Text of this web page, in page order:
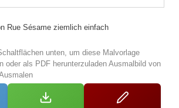
Rue Sésame ziemlich einfach
unten, um diese Malvorlage
oder als PDF herunterzuladen Ausmalbild von